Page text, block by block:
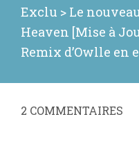
Article
suivant
:
Exclu > Le
Heaven [Mise à
Remix d’Owlle en
2 COMMENTAIRES